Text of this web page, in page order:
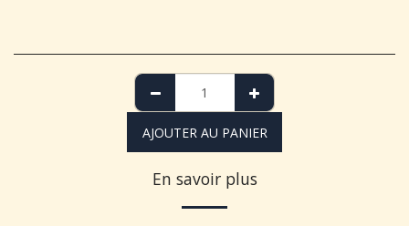
AJOUTER AU PANIER
En savoir plus